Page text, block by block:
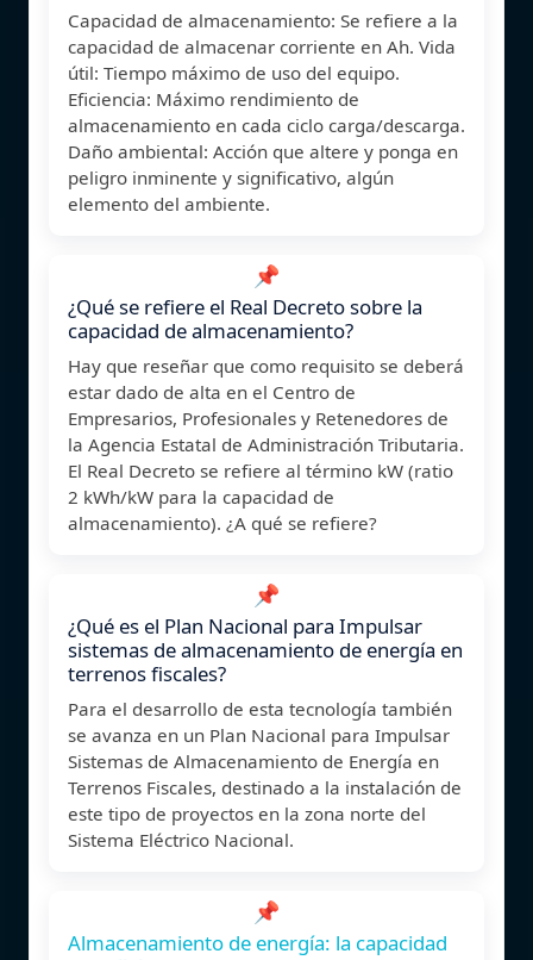
Capacidad de almacenamiento: Se refiere a la
capacidad de almacenar corriente en Ah. Vida
útil: Tiempo máximo de uso del equipo.
Eficiencia: Máximo rendimiento de
almacenamiento en cada ciclo carga/descarga.
Daño ambiental: Acción que altere y ponga en
peligro inminente y significativo, algún
elemento del ambiente.
📌
¿Qué se refiere el Real Decreto sobre la
capacidad de almacenamiento?
Hay que reseñar que como requisito se deberá
estar dado de alta en el Centro de
Empresarios, Profesionales y Retenedores de
la Agencia Estatal de Administración Tributaria.
El Real Decreto se refiere al término kW (ratio
2 kWh/kW para la capacidad de
almacenamiento). ¿A qué se refiere?
📌
¿Qué es el Plan Nacional para Impulsar
sistemas de almacenamiento de energía en
terrenos fiscales?
Para el desarrollo de esta tecnología también
se avanza en un Plan Nacional para Impulsar
Sistemas de Almacenamiento de Energía en
Terrenos Fiscales, destinado a la instalación de
este tipo de proyectos en la zona norte del
Sistema Eléctrico Nacional.
📌
Almacenamiento de energía: la capacidad